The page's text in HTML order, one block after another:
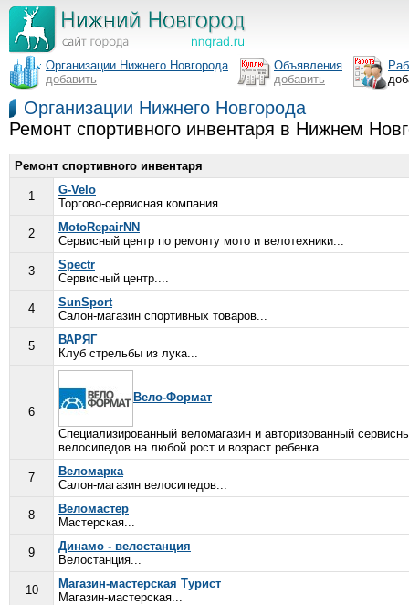
Организации Нижнего Новгорода
добавить
Объявления
добавить
Организации Нижнего Новгорода
Ремонт спортивного инвентаря в Нижнем
Ремонт спортивного инвентаря
1
G-Velo
Торгово-сервисная компания...
2
MotoRepairNN
Сервисный центр по ремонту мото и велотехники...
3
Spectr
Сервисный центр....
4
SunSport
Салон-магазин спортивных товаров...
5
ВАРЯГ
Клуб стрельбы из лука...
6
Вело-Формат
Специализированный веломагазин и авторизованный
велосипедов на любой рост и возраст ребенка....
7
Веломарка
Салон-магазин велосипедов...
8
Веломастер
Мастерская...
9
Динамо - велостанция
Велостанция...
10
Магазин-мастерская Турист
Магазин-мастерская...